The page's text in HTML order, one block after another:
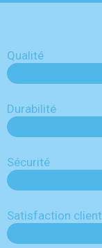
Qualité
Durabilité
Sécurité
Satisfaction client